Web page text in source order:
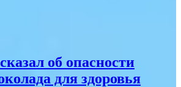
об опасности
для здоровья